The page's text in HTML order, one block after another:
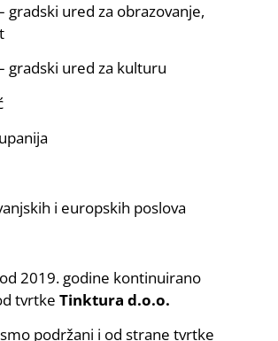
gradski ured za obrazovanje,
gradski ured za kulturu
i europskih poslova
2019. godine kontinuirano
tvrtke Tinktura d.o.o.
podržani i od strane tvrtke